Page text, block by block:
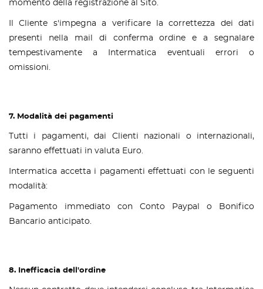
momento della registrazione al Sito.
Il Cliente s'impegna a verificare la correttezza dei dati
presenti nella mail di conferma ordine e a segnalare
tempestivamente a Intermatica eventuali errori o
omissioni.
7. Modalità dei pagamenti
Tutti i pagamenti, dai Clienti nazionali o internazionali,
saranno effettuati in valuta Euro.
Intermatica accetta i pagamenti effettuati con le seguenti
modalità:
Pagamento immediato con Conto Paypal o Bonifico
Bancario anticipato.
8. Inefficacia dell'ordine